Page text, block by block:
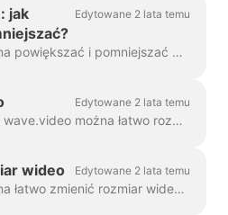
jak
Edytowane 2 lata temu
W Wave.video można powiększać i pomniejszać wideo lub obraz. Aby powiększyć/pomniejszyć, przejdź do kroku Edycja i przełącz się na zakładkę "Wideo/Obraz" (dep...
Edytowane 2 lata temu
Za pomocą edytora wave.video można łatwo rozmyć lub rozpikselować dowolny obiekt lub tekst w filmie. Najpierw otwórz edytor i wybierz "Nakładki i naklejki", a następnie ...
wideo Edytowane 2 lata temu
W Wave.video można łatwo zmienić rozmiar wideo do różnych proporcji. W edytorze w kroku "Zmień rozmiar wideo" można wybrać nowy format dla...